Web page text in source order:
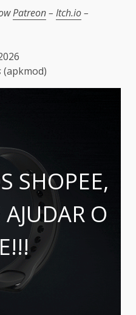
Patreon– Itch.io–
(apkmod)
SHOPEE,
O